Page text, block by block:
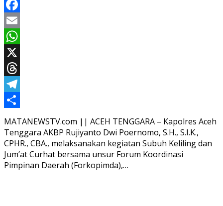
Facebook
Email
WhatsApp
X
Threads
Telegram
Share
MATANEWSTV.com || ACEH TENGGARA – Kapolres Aceh
Tenggara AKBP Rujiyanto Dwi Poernomo, S.H., S.I.K.,
CPHR., CBA., melaksanakan kegiatan Subuh Keliling dan
Jum’at Curhat bersama unsur Forum Koordinasi
Pimpinan Daerah (Forkopimda),…